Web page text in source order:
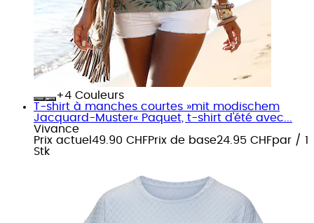
+
Couleurs
T-shirt à manches courtes »mit modischem
Jacquard-Muster« Paquet, t-shirt d'été avec...
Vivance
Prix actuel 49.90 CHFPrix de base24.95 CHFpar / 1
Stk